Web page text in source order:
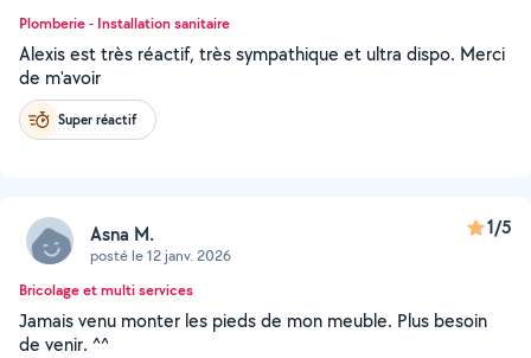
Plomberie - Installation sanitaire
Alexis est très réactif, très sympathique et ultra dispo. Merci
de m'avoir
Super réactif
Asna M.
posté le 12 janv. 2026
1/5
Bricolage et multi services
Jamais venu monter les pieds de mon meuble. Plus besoin
de venir. ^^